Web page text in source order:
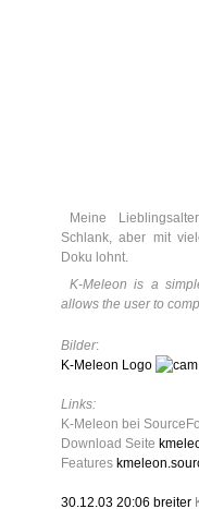
Meine
Schlank, aber mit
Doku lohnt.
K-Meleon is a
allows the user to
Bilder:
K-Meleon Logo
Links:
K-Meleon bei
Download Seite
Features
30.12.03 20:06 breiter